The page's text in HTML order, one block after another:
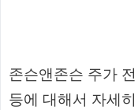
존슨앤존슨 주가
등에 대해서 자세